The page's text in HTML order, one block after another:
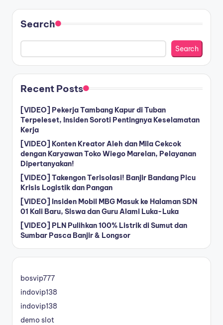
Search
Search
Recent Posts
[VIDEO] Pekerja Tambang Kapur di Tuban
Terpeleset, Insiden Soroti Pentingnya Keselamatan
Kerja
[VIDEO] Konten Kreator Aleh dan Mila Cekcok
dengan Karyawan Toko Wiego Marelan, Pelayanan
Dipertanyakan!
[VIDEO] Takengon Terisolasi! Banjir Bandang Picu
Krisis Logistik dan Pangan
[VIDEO] Insiden Mobil MBG Masuk ke Halaman SDN
01 Kali Baru, Siswa dan Guru Alami Luka-Luka
[VIDEO] PLN Pulihkan 100% Listrik di Sumut dan
Sumbar Pasca Banjir & Longsor
bosvip777
indovip138
indovip138
demo slot